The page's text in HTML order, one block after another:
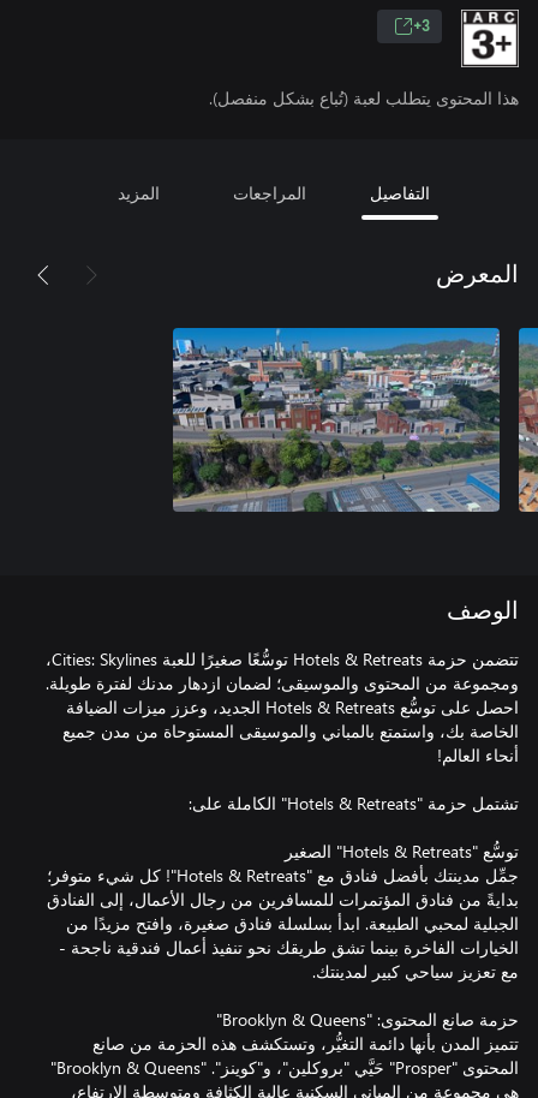
3+
هذا المحتوى يتطلب لعبة (تُباع بشكل منفصل).
التفاصيل المراجعات المزيد
المعرض
الوصف
تتضمن حزمة Hotels & Retreats توسُّعًا صغيرًا للعبة Cities: Skylines،
ومجموعة من المحتوى والموسيقى؛ لضمان ازدهار مدنك لفترة طويلة.
احصل على توسُّع Hotels & Retreats الجديد، وعزز ميزات الضيافة
الخاصة بك، واستمتع بالمباني والموسيقى المستوحاة من مدن جميع
جمِّل مدينتك بأفضل فنادق مع "Hotels & Retreats"! كل شيء متوفر؛
بدايةً من فنادق المؤتمرات للمسافرين من رجال الأعمال، إلى الفنادق
الجبلية لمحبي الطبيعة. ابدأ بسلسلة فنادق صغيرة، وافتح مزيدًا من
الخيارات الفاخرة بينما تشق طريقك نحو تنفيذ أعمال فندقية ناجحة -
تتميز المدن بأنها دائمة التغيُّر، وتستكشف هذه الحزمة من صانع
المحتوى "Prosper" حَيَّي "بروكلين"، و"كوينز". "Brooklyn & Queens"
هي مجموعة من المباني السكنية عالية الكثافة ومتوسطة الارتفاع،